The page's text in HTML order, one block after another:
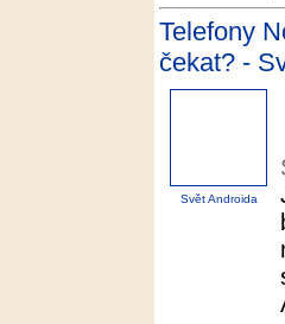
Telefony
čekat? -
Svět Androida